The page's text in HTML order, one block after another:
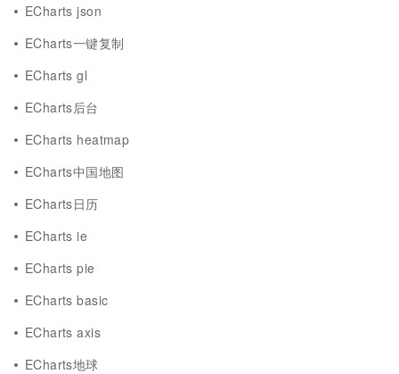
ECharts json
ECharts一键复制
ECharts gl
ECharts后台
ECharts heatmap
ECharts中国地图
ECharts日历
ECharts ie
ECharts pie
ECharts basic
ECharts axis
ECharts地球